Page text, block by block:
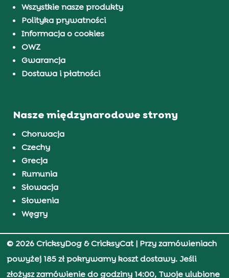
Wszystkie nasze produkty
Polityka prywatności
Informacja o cookies
OWZ
Gwarancja
Dostawa i płatności
Nasze międzynarodowe strony
Chorwacja
Czechy
Grecja
Rumunia
Słowacja
Słowenia
Węgry
© 2026 CricksyDog & CricksyCat| Przy zamówieniach
powyżej 185 zł pokrywamy koszt dostawy. Jeśli
złożysz zamówienie do godziny 14:00, Twoje ulubione